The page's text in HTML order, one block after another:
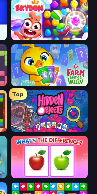
Skydom
Farm Merge Valley
Top
Hidden Objects
What's The Difference?